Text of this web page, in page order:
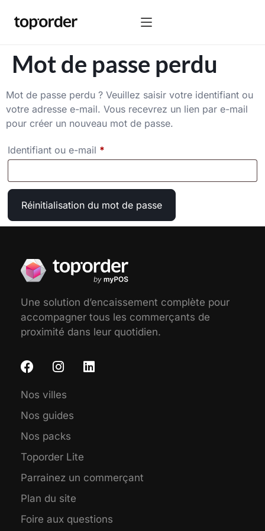
Mot de passe perdu
Mot de passe perdu ? Veuillez saisir votre identifiant ou
votre adresse e-mail. Vous recevrez un lien par e-mail
pour créer un nouveau mot de passe.
Identifiant ou e-mail *
Réinitialisation du mot de passe
Une solution d’encaissement complète pour
accompagner tous les commerçants de
proximité dans leur quotidien.
Nos villes
Nos guides
Nos packs
Toporder Lite
Parrainez un commerçant
Plan du site
Foire aux questions